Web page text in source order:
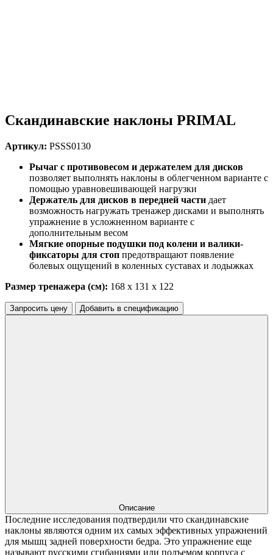
Скандинавские наклоны PRIMAL
Артикул: PSSS0130
Рычаг с противовесом и держателем для дисков
позволяет выполнять наклоны в облегченном варианте с
помощью уравновешивающей нагрузки
Держатель для дисков в передней части дает
возможность нагружать тренажер дисками и выполнять
упражнение в усложненном варианте с
дополнительным весом
Мягкие опорные подушки под колени и валики-
фиксаторы для стоп предотвращают появление
болевых ощущений в коленных суставах и лодыжках
Размер тренажера (см): 168 х 131 х 122
Запросить цену Добавить в спецификацию
Описание
Последние исследования подтвердили что скандинавские
наклоны являются одним их самых эффективных упражнений
для мышц задней поверхности бедра. Это упражнение еще
называют русскими сгибаниями или подъемом корпуса с